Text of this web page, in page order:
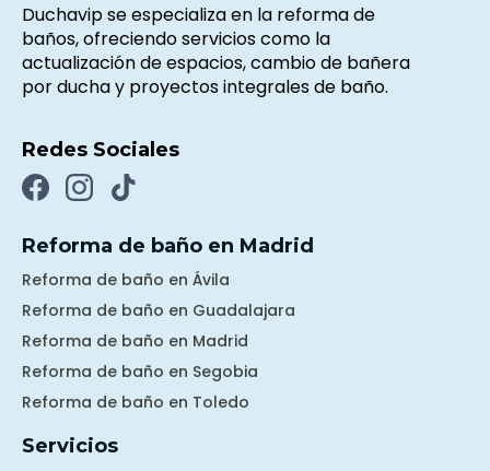
Duchavip se especializa en la reforma de
baños, ofreciendo servicios como la
actualización de espacios, cambio de bañera
por ducha y proyectos integrales de baño.
Redes Sociales
Reforma de baño en Madrid
Reforma de baño en Ávila
Reforma de baño en Guadalajara
Reforma de baño en Madrid
Reforma de baño en Segobia
Reforma de baño en Toledo
Servicios